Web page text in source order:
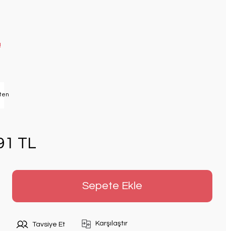
TL
Sepete Ekle
Tavsiye Et Karşılaştır